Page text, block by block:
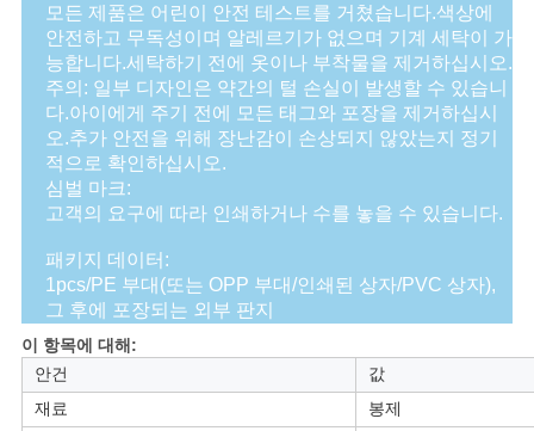
사
이
모든 제품은 어린이 안전 테스트를 거쳤습니다.색상에
안전하고 무독성이며 알레르기가 없으며 기계 세탁이 가
능합니다.세탁하기 전에 옷이나 부착물을 제거하십시오.
주의: 일부 디자인은 약간의 털 손실이 발생할 수 있습니
다.아이에게 주기 전에 모든 태그와 포장을 제거하십시
오.추가 안전을 위해 장난감이 손상되지 않았는지 정기
적으로 확인하십시오.
심벌 마크:
고객의 요구에 따라 인쇄하거나 수를 놓을 수 있습니다.
패키지 데이터:
1pcs/PE 부대(또는 OPP 부대/인쇄된 상자/PVC 상자),
그 후에 포장되는 외부 판지
이 항목에 대해:
안건
값
재료
봉제